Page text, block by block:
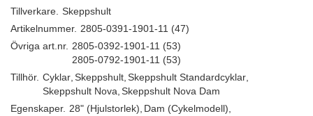
Tillverkare. Skeppshult
Artikelnummer. 2805-0391-1901-11 (47)
Övriga art.nr. 2805-0392-1901-11 (53)
2805-0792-1901-11 (53)
Tillhör. Cyklar Skeppshult Skeppshult Standardcyklar
Skeppshult Nova Skeppshult Nova Dam
Egenskaper. 28" (Hjulstorlek) Dam (Cykelmodell)